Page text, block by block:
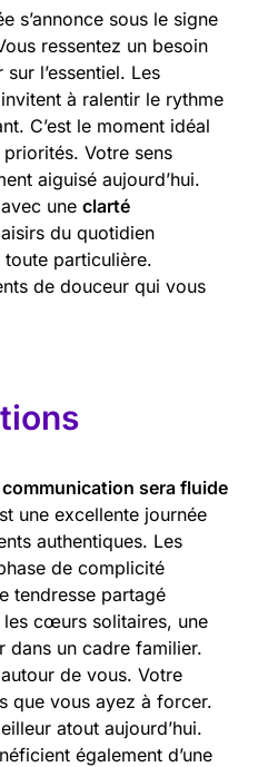
s’annonce sous le signe
ressentez un besoin
l’essentiel. Les
à ralentir le rythme
C’est le moment idéal
Votre sens
aiguisé aujourd’hui.
une clarté
du quotidien
particulière.
de douceur qui vous
communication sera fluide
une excellente journée
authentiques. Les
de complicité
tendresse partagé
cœurs solitaires, une
dans un cadre familier.
de vous. Votre
que vous ayez à forcer.
atout aujourd’hui.
également d’une